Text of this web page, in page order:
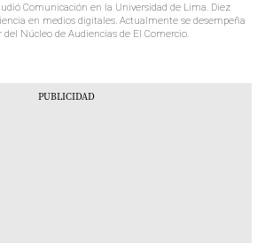
Comunicación en la Universidad de Lima. Diez
en medios digitales. Actualmente se desempeña
del Núcleo de Audiencias de El Comercio.